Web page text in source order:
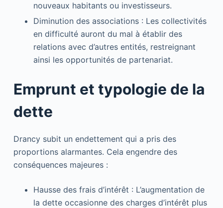
nouveaux habitants ou investisseurs.
Diminution des associations : Les collectivités
en difficulté auront du mal à établir des
relations avec d’autres entités, restreignant
ainsi les opportunités de partenariat.
Emprunt et typologie de la
dette
Drancy subit un endettement qui a pris des
proportions alarmantes. Cela engendre des
conséquences majeures :
Hausse des frais d’intérêt : L’augmentation de
la dette occasionne des charges d’intérêt plus